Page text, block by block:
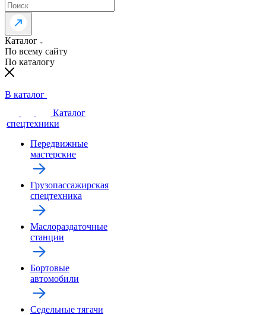
Каталог
По всему сайту
По каталогу
В каталог
Каталог
спецтехники
Передвижные
мастерские
Грузопассажирская
спецтехника
Маслораздаточные
станции
Бортовые
автомобили
Седельные тягачи